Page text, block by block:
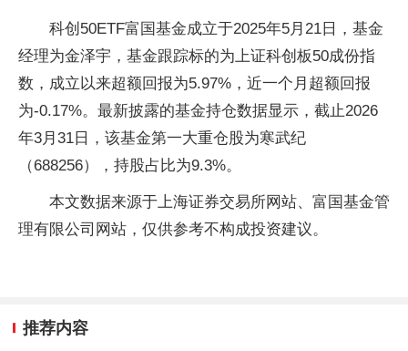
科创50ETF富国基金成立于2025年5月21日，基金
经理为金泽宇，基金跟踪标的为上证科创板50成份指
数，成立以来超额回报为5.97%，近一个月超额回报
为-0.17%。最新披露的基金持仓数据显示，截止2026
年3月31日，该基金第一大重仓股为寒武纪
（688256），持股占比为9.3%。
本文数据来源于上海证券交易所网站、富国基金管
理有限公司网站，仅供参考不构成投资建议。
推荐内容